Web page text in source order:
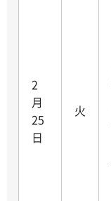
2
月
25
日
火